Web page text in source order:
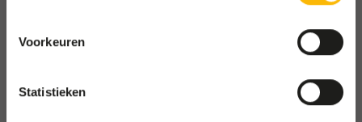
Voorkeuren
Statistieken
Oude Heerweg Ruiter 73